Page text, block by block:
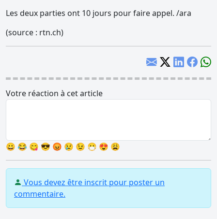
Les deux parties ont 10 jours pour faire appel. /ara
(source : rtn.ch)
Votre réaction à cet article
😀 😂 😋 😎 😡 😢 😉 😷 😍 😩
Vous devez être inscrit pour poster un
commentaire.